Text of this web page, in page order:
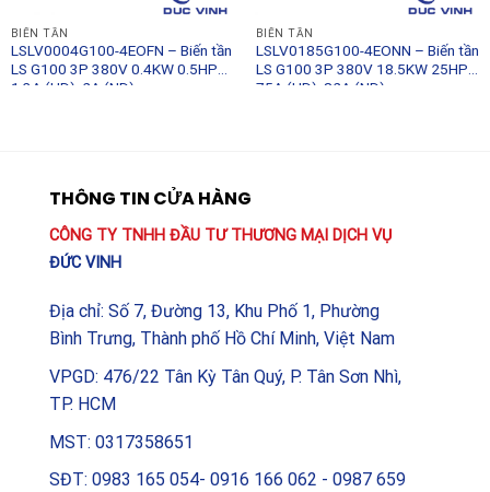
BIẾN TẦN
LSLV0004G100-4EOFN – Biến tần
LS G100 3P 380V 0.4KW 0.5HP
1.3A (HD), 2A (ND) –
BIẾN TẦN
LSLV0185G100-4EONN – Biến tần
LS G100 3P 380V 18.5KW 25HP
75A (HD), 82A (ND) –
THÔNG TIN CỬA HÀNG
CÔNG TY TNHH ĐẦU TƯ THƯƠNG MẠI DỊCH VỤ
ĐỨC VINH
Địa chỉ: Số 7, Đường 13, Khu Phố 1, Phường
Bình Trưng, Thành phố Hồ Chí Minh, Việt Nam
VPGD: 476/22 Tân Kỳ Tân Quý, P. Tân Sơn Nhì,
TP. HCM
MST: 0317358651
SĐT: 0983 165 054- 0916 166 062 - 0987 659